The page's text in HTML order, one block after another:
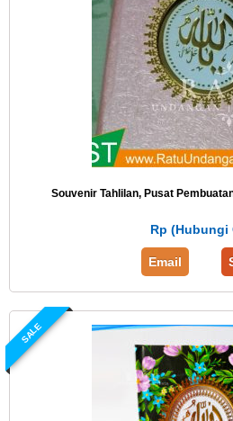
Souvenir Tahlilan, Pusat
Rp (Hubungi
Email
SALE